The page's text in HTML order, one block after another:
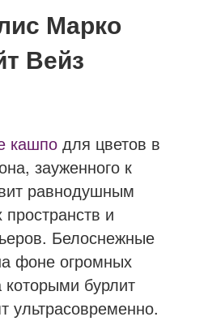
Марко
Вейз
кашпо для цветов в
зауженного к
равнодушным
и
Белоснежные
фоне огромных
которыми бурлит
ультрасовременно.